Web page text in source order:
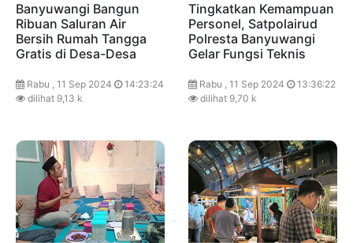
Banyuwangi Bangun
Ribuan Saluran Air
Bersih Rumah Tangga
Gratis di Desa-Desa
Rabu , 11 Sep 2024
14:23:24
dilihat 9,13 k
Tingkatkan Kemampuan
Personel, Satpolairud
Polresta Banyuwangi
Gelar Fungsi Teknis
Rabu , 11 Sep 2024
13:36:22
dilihat 9,70 k